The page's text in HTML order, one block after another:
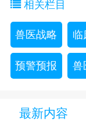
相关栏目
兽医战略 临
预警预报 兽
最新内容